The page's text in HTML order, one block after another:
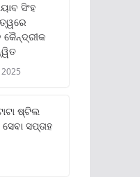
ସିଂହ
କୈନ୍ଦ୍ରୀକ
ଷ୍ଟିଲ
ସପ୍ତାହ